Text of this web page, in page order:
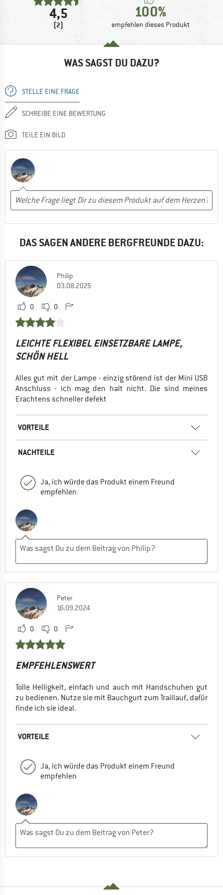
4,5
(2)
100%
empfehlen dieses Produkt
WAS SAGST DU DAZU?
STELLE EINE FRAGE
SCHREIBE EINE BEWERTUNG
TEILE EIN BILD
DAS SAGEN ANDERE BERGFREUNDE DAZU:
Philip
03.08.2025
0 0
LEICHTE FLEXIBEL EINSETZBARE LAMPE,
SCHÖN HELL
Alles gut mit der Lampe - einzig störend ist der Mini USB
Anschluss - ich mag den halt nicht. Die sind meines
Erachtens schneller defekt
VORTEILE
NACHTEILE
Ja, ich würde das Produkt einem Freund
empfehlen
Peter
16.09.2024
0 0
EMPFEHLENSWERT
Tolle Helligkeit, einfach und auch mit Handschuhen gut
zu bedienen. Nutze sie mit Bauchgurt zum Traillauf, dafür
finde ich sie ideal.
VORTEILE
Ja, ich würde das Produkt einem Freund
empfehlen